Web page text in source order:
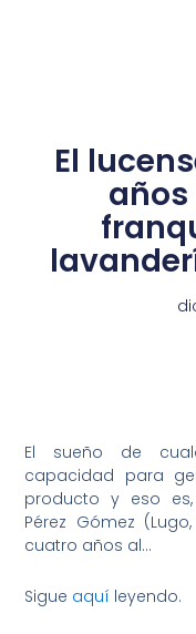
El
El sueño de
capacidad para
producto y eso
Pérez Gómez
cuatro años al…
Sigue aquí leyendo.